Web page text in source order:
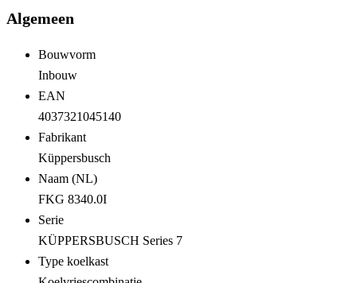
Algemeen
Bouwvorm
Inbouw
EAN
4037321045140
Fabrikant
Küppersbusch
Naam (NL)
FKG 8340.0I
Serie
KÜPPERSBUSCH Series 7
Type koelkast